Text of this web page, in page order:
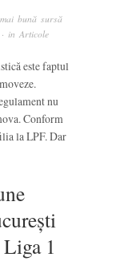
bună sursă
· in Articole
este faptul
nu
Conform
la LPF. Dar
1